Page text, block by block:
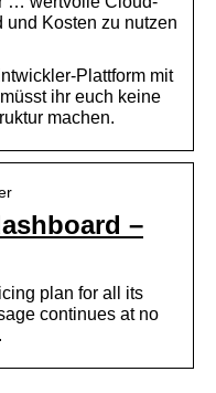
und Kosten zu nutzen
Plattform mit
ihr euch keine
machen.
–
plan for all its
continues at no